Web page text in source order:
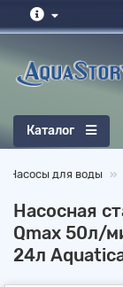
Каталог
Насосы для воды
Насосная
Qmax 50л/
24л